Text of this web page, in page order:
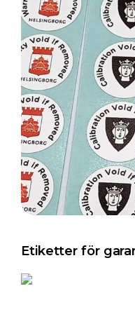
Etiketter för